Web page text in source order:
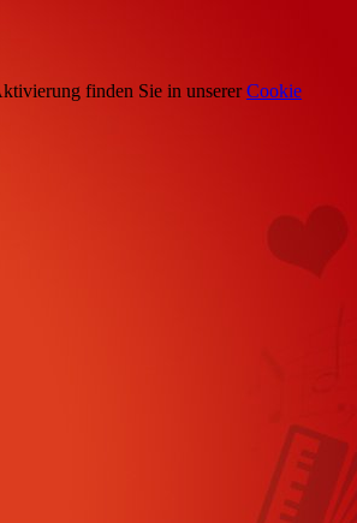
finden Sie in unsererCookie